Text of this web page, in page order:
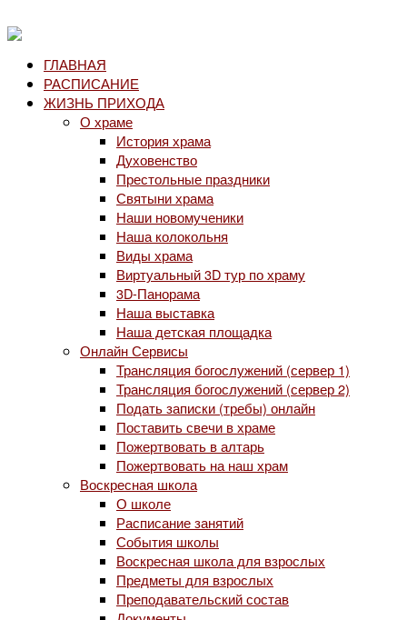
ГЛАВНАЯ
РАСПИСАНИЕ
ЖИЗНЬ ПРИХОДА
О храме
История храма
Духовенство
Престольные праздники
Святыни храма
Наши новомученики
Наша колокольня
Виды храма
Виртуальный 3D тур по храму
3D-Панорама
Наша выставка
Наша детская площадка
Онлайн Сервисы
Трансляция богослужений (сервер 1)
Трансляция богослужений (сервер 2)
Подать записки (требы) онлайн
Поставить свечи в храме
Пожертвовать в алтарь
Пожертвовать на наш храм
Воскресная школа
О школе
Расписание занятий
События школы
Воскресная школа для взрослых
Предметы для взрослых
Преподавательский состав